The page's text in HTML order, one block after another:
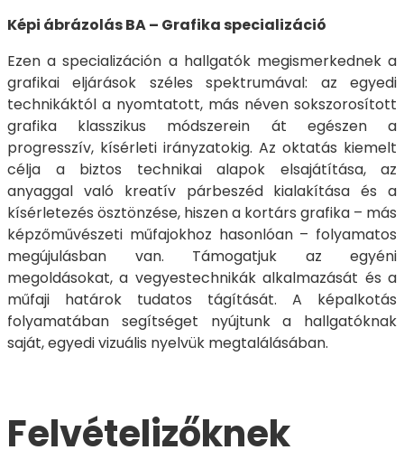
Képi ábrázolás BA – Grafika specializáció
Ezen a specializáción a hallgatók megismerkednek a
grafikai eljárások széles spektrumával: az egyedi
technikáktól a nyomtatott, más néven sokszorosított
grafika klasszikus módszerein át egészen a
progresszív, kísérleti irányzatokig. Az oktatás kiemelt
célja a biztos technikai alapok elsajátítása, az
anyaggal való kreatív párbeszéd kialakítása és a
kísérletezés ösztönzése, hiszen a kortárs grafika – más
képzőművészeti műfajokhoz hasonlóan – folyamatos
megújulásban van. Támogatjuk az egyéni
megoldásokat, a vegyestechnikák alkalmazását és a
műfaji határok tudatos tágítását. A képalkotás
folyamatában segítséget nyújtunk a hallgatóknak
saját, egyedi vizuális nyelvük megtalálásában.
Felvételizőknek